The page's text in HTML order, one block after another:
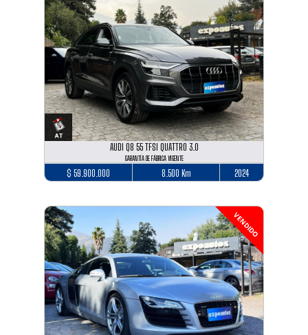
AUDI Q8 55 TFSI QUATTRO 3.0
GARANTÍA DE FÁBRICA VIGENTE
$ 59.900.000 8.500 Km 2024
VENDIDO